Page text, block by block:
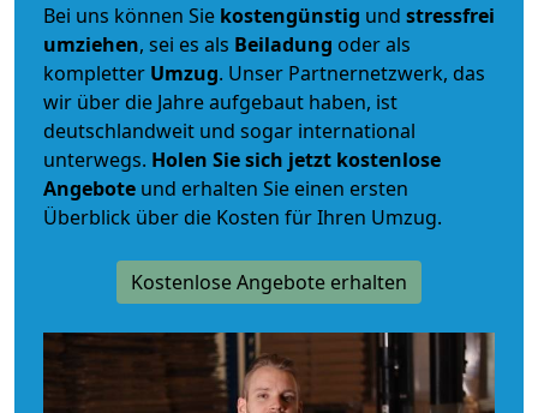
Bei uns können Sie kostengünstig und stressfrei
umziehen, sei es als Beiladung oder als
kompletter Umzug. Unser Partnernetzwerk, das
wir über die Jahre aufgebaut haben, ist
deutschlandweit und sogar international
unterwegs. Holen Sie sich jetzt kostenlose
Angebote und erhalten Sie einen ersten
Überblick über die Kosten für Ihren Umzug.
Kostenlose Angebote erhalten